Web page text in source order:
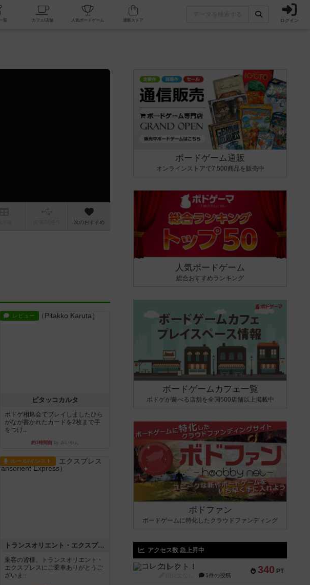
掲示板一覧 カフェ/店舗 人気ボードゲーム ログイン
次のおすすめ
レビュー
ピタッコカルタ
ボドゲ相席会でプレイしましたひら
がなが書かれたカードを2枚まで手
をつけ...
約1時間前by みいやん
ルール/インスト
トランスオリエント・エクスプレス
乗客の皆様、トランスオリエント・
エクスプレスにご乗車ありがとうご
ざいま...
ボードゲーム通販
オンラインストアで7,500商品を販売中
人気ボードゲーム
総合おすすめランキング
ボードゲームカフェ一覧
ボドゲが遊べる店舗を全国500店舗以上掲載中
ボドファン
ボードゲームに特化したクラウドファンディング
アクセス数 急上昇中
340 PT
コレクト！
1件の投稿